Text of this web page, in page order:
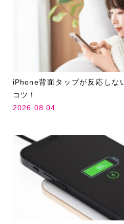
iPhone背面タップが反応しな
コツ！
2026.08.04